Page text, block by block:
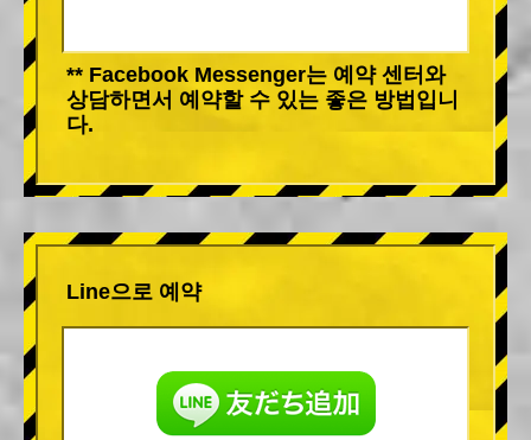
** Facebook Messenger는 예약 센터와
상담하면서 예약할 수 있는 좋은 방법입니
다.
Line으로 예약